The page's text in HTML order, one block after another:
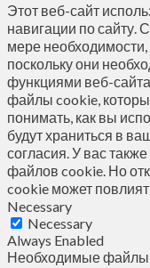
Этот веб-сайт
навигации по
мере
поскольку они
функциями веб-
файлы cookie,
понимать, как вы
будут храниться в
согласия. У вас
файлов cookie. Но
cookie может
Necessary
Necessary
Always Enabled
Необходимые файлы